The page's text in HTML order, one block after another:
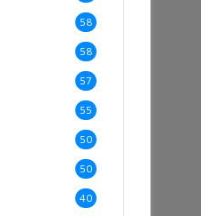
58
58
57
55
50
50
40